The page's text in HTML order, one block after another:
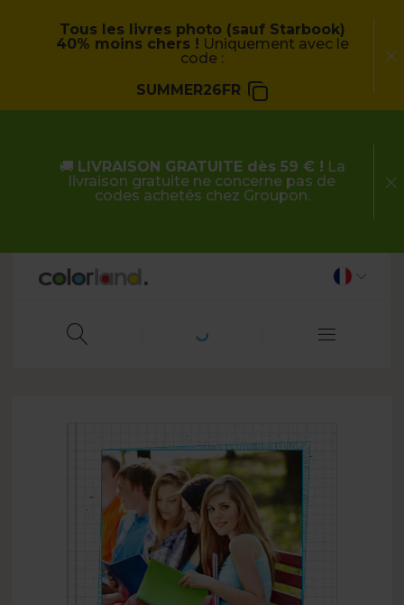
Tous les livres photo (sauf Starbook)
40% moins chers ! Uniquement avec le
code :
SUMMER26FR
🚚 LIVRAISON GRATUITE dès 59 € ! La
livraison gratuite ne concerne pas de
codes achetés chez Groupon.